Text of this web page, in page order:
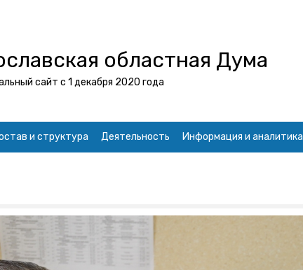
областная Дума
сайт с 1 декабря 2020 года
и структура Деятельность Информация и аналитика